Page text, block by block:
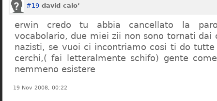
#19 david calo’
erwin credo tu abbia cancellato la
vocabolario, due miei zii non sono tornati dai
nazisti, se vuoi ci incontriamo cosi ti do tutte
cerchi,( fai letteralmente schifo) gente
nemmeno esistere
19 Nov 2008, 00:22